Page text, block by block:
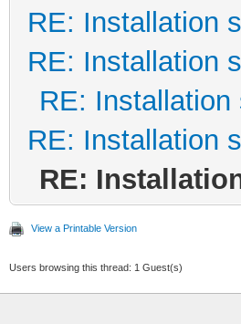
RE: Installation
RE: Installation
RE: Installation
RE: Installation
RE:
View a Printable Version
Users browsing this thread: 1 Guest(s)